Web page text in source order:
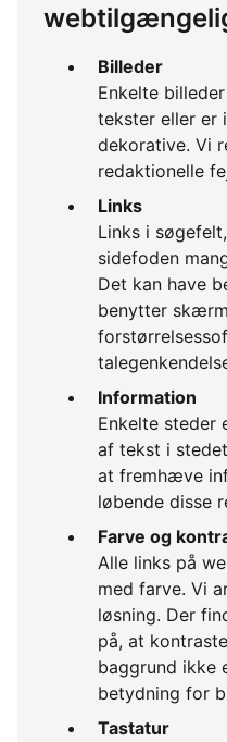
Billeder
Enkelte
tekster eller er
dekorative. Vi
redaktionelle
Links
Links i
sidefoden
Det kan have
benytter
Information
Enkelte steder
af tekst i
at fremhæve
løbende disse
Farve og
Alle links på
med farve. Vi
løsning. Der
på, at
baggrund ikke
betydning for
Tastatur